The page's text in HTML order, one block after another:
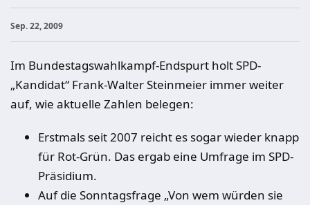
Sep. 22, 2009
Im Bundestagswahlkampf-Endspurt holt SPD-
„Kandidat“ Frank-Walter Steinmeier immer weiter
auf, wie aktuelle Zahlen belegen:
Erstmals seit 2007 reicht es sogar wieder knapp
für Rot-Grün. Das ergab eine Umfrage im SPD-
Präsidium.
Auf die Sonntagsfrage „Von wem würden sie